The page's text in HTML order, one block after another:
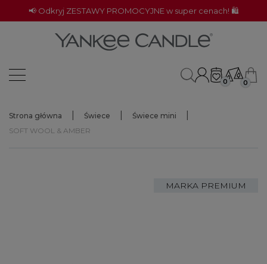
📢 Odkryj ZESTAWY PROMOCYJNE w super cenach! 🛍️
0 0
Strona główna Świece
Świece mini
SOFT WOOL & AMBER
MARKA PREMIUM